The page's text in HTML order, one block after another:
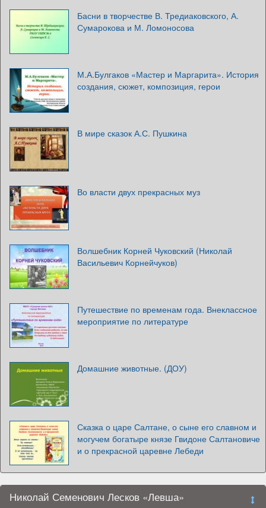
Басни в творчестве В. Тредиаковского, А.
Сумарокова и М. Ломоносова
М.А.Булгаков «Мастер и Маргарита». История
создания, сюжет, композиция, герои
В мире сказок А.С. Пушкина
Во власти двух прекрасных муз
Волшебник Корней Чуковский (Николай
Васильевич Корнейчуков)
Путешествие по временам года. Внеклассное
мероприятие по литературе
Домашние животные. (ДОУ)
Сказка о царе Салтане, о сыне его славном и
могучем богатыре князе Гвидоне Салтановиче
и о прекрасной царевне Лебеди
Николай Семенович Лесков «Левша»